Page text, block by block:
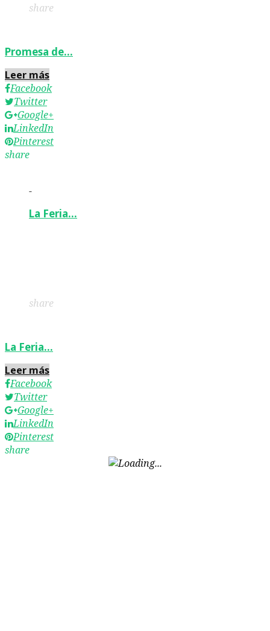
share
Promesa de…
Leer más
Facebook
Twitter
Google+
LinkedIn
Pinterest
share
-
La Feria…
share
La Feria…
Leer más
Facebook
Twitter
Google+
LinkedIn
Pinterest
share